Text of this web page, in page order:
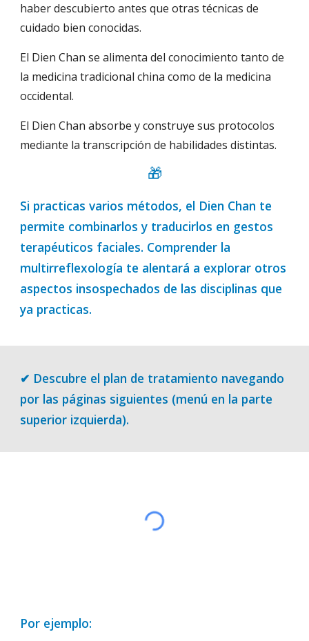
haber descubierto antes que otras técnicas de
cuidado bien conocidas.
El Dien Chan se alimenta del conocimiento tanto de
la medicina tradicional china como de la medicina
occidental.
El Dien Chan absorbe y construye sus protocolos
mediante la transcripción de habilidades distintas.
🎁
Si practicas varios métodos, el Dien Chan te
permite combinarlos y traducirlos en gestos
terapéuticos faciales. Comprender la
multirreflexología te alentará a explorar otros
aspectos insospechados de las disciplinas que
ya practicas.
✔︎ Descubre el plan de tratamiento navegando
por las páginas siguientes (menú en la parte
superior izquierda).
Por ejemplo: